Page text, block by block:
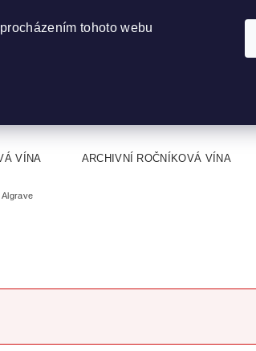
VÍNA ARCHIVNÍ ROČNÍKOVÁ VÍNA
Algrave
tohoto webu